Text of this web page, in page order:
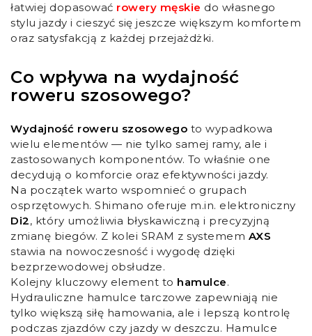
łatwiej dopasować rowery męskie do własnego
stylu jazdy i cieszyć się jeszcze większym komfortem
oraz satysfakcją z każdej przejażdżki.
Co wpływa na wydajność
roweru szosowego?
Wydajność roweru szosowego to wypadkowa
wielu elementów — nie tylko samej ramy, ale i
zastosowanych komponentów. To właśnie one
decydują o komforcie oraz efektywności jazdy.
Na początek warto wspomnieć o grupach
osprzętowych. Shimano oferuje m.in. elektroniczny
Di2, który umożliwia błyskawiczną i precyzyjną
zmianę biegów. Z kolei SRAM z systemem AXS
stawia na nowoczesność i wygodę dzięki
bezprzewodowej obsłudze.
Kolejny kluczowy element to hamulce.
Hydrauliczne hamulce tarczowe zapewniają nie
tylko większą siłę hamowania, ale i lepszą kontrolę
podczas zjazdów czy jazdy w deszczu. Hamulce